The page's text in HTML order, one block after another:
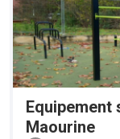
Equipement
Maourine